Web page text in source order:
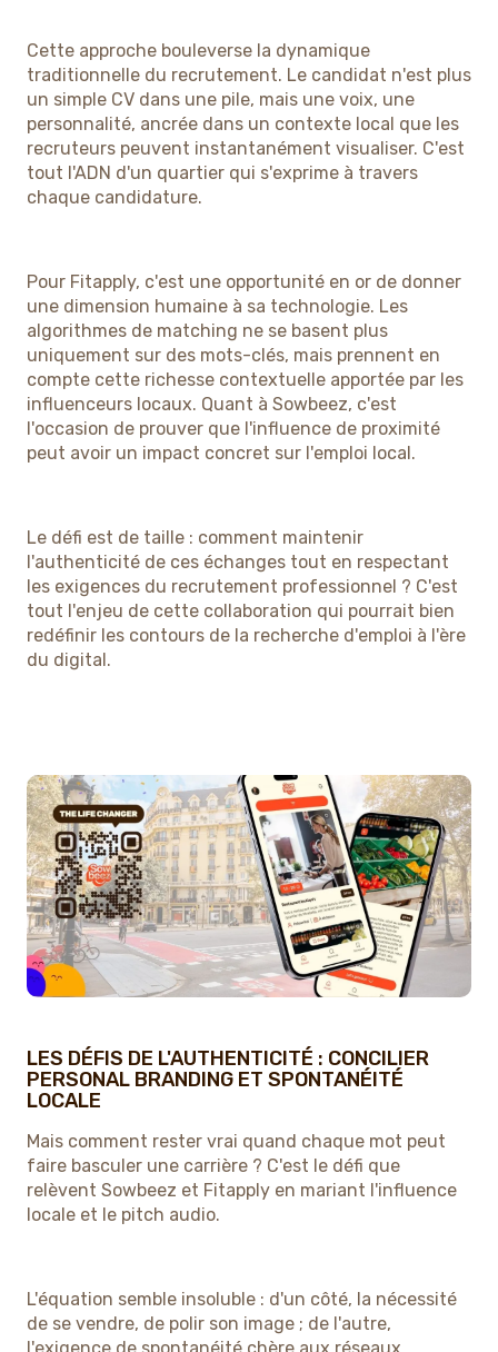
Cette approche bouleverse la dynamique
traditionnelle du recrutement. Le candidat n'est plus
un simple CV dans une pile, mais une voix, une
personnalité, ancrée dans un contexte local que les
recruteurs peuvent instantanément visualiser. C'est
tout l'ADN d'un quartier qui s'exprime à travers
chaque candidature.
Pour Fitapply, c'est une opportunité en or de donner
une dimension humaine à sa technologie. Les
algorithmes de matching ne se basent plus
uniquement sur des mots-clés, mais prennent en
compte cette richesse contextuelle apportée par les
influenceurs locaux. Quant à Sowbeez, c'est
l'occasion de prouver que l'influence de proximité
peut avoir un impact concret sur l'emploi local.
Le défi est de taille : comment maintenir
l'authenticité de ces échanges tout en respectant
les exigences du recrutement professionnel ? C'est
tout l'enjeu de cette collaboration qui pourrait bien
redéfinir les contours de la recherche d'emploi à l'ère
du digital.
LES DÉFIS DE L'AUTHENTICITÉ : CONCILIER
PERSONAL BRANDING ET SPONTANÉITÉ
LOCALE
Mais comment rester vrai quand chaque mot peut
faire basculer une carrière ? C'est le défi que
relèvent Sowbeez et Fitapply en mariant l'influence
locale et le pitch audio.
L'équation semble insoluble : d'un côté, la nécessité
de se vendre, de polir son image ; de l'autre,